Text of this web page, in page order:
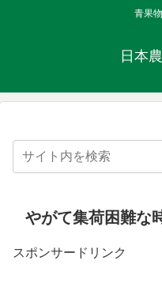
青果
日本
やがて集荷困難な
スポンサードリンク